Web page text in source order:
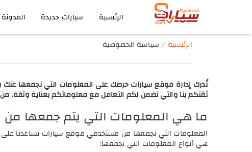
الرئيسية سيارات جديدة المدونة
الرئيسية سياسة الخصوصية
تُدرك إدارة موقع سيارات حرصك على المعلومات التي نجمعها عنك
ثقتكم بنا والتي تضمن لكم التعامل مع معلوماتكم بعناية وثقة.
ما هي المعلومات التي يتم جمعها
المعلومات التي نجمعها من مستخدمي موقع سيارات تساعدنا
هي أنواع المعلومات التي نجمعها: